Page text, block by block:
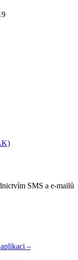
SMS a e-mailů
–